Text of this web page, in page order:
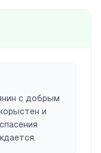
с добрым
и